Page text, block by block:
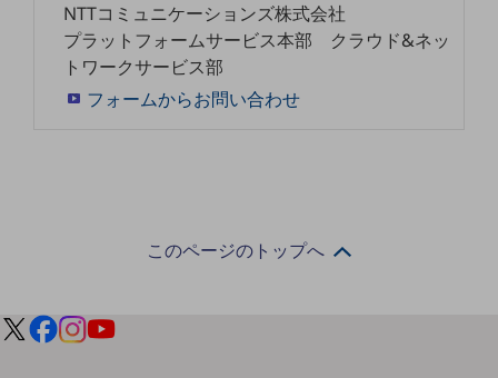
顧客体験（CX）改善
自動化・省電化
医療・介護
NTTコミュニケーションズ株式会社
プラットフォームサービス本部 クラウド&ネッ
トワークサービス部
フォームからお問い合わせ
このページのトップへ